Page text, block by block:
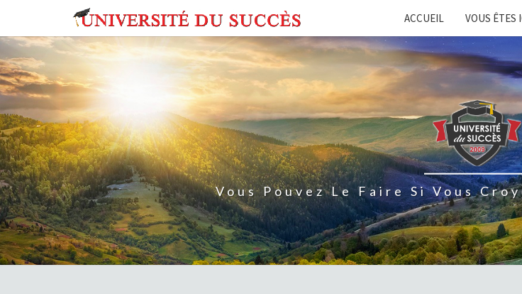
content
ACCUEIL VOUS ÊTES
Vous Pouvez Le Faire Si Vous